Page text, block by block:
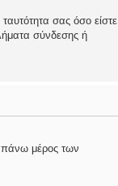
σας όσο είστε
σύνδεσης ή
πάνω μέρος των